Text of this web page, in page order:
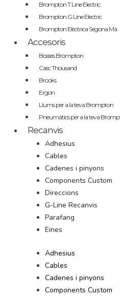
Brompton T Line Electric
Brompton G Line Electric
Brompton Elèctrica Segona Mà
Accesoris
Bosses Brompton
Casc Thousand
Brooks
Ergon
Llums per a la teva Brompton
Pneumàtics per a la teva
Recanvis
Adhesius
Cables
Cadenes i pinyons
Components Custom
Direccions
G-Line Recanvis
Parafang
Eines
Adhesius
Cables
Cadenes i pinyons
Components Custom